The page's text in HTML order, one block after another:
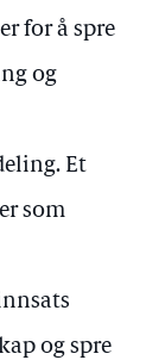
for å spre
og
Et
som
og spre